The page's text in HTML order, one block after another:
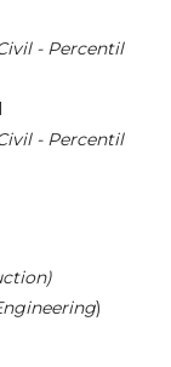
- Percentil
- Percentil
)